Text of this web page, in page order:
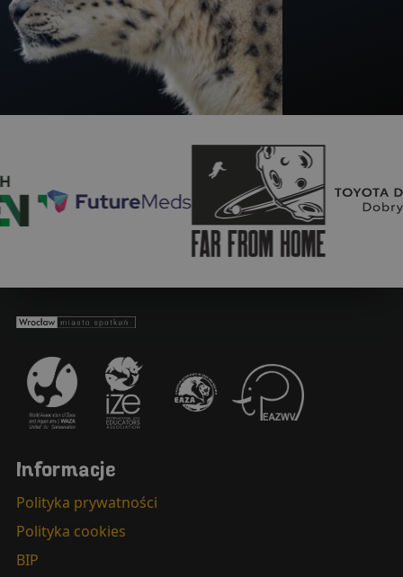
Wrocław - miasto spotkań
Informacje
Polityka prywatności
Polityka cookies
BIP